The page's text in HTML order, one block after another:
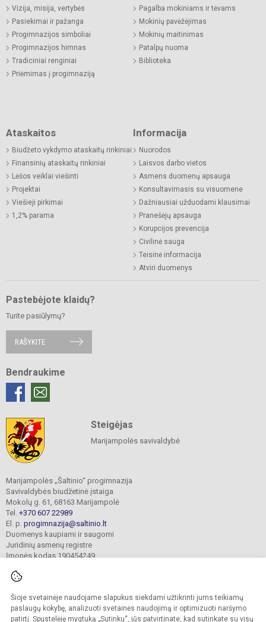
Šioje svetainėje naudojame slapukus siekdami užtikrinti jums teikiamų
paslaugų kokybę, analizuoti svetainės naudojimą ir optimizuoti naršymo
patirtį. Spustelėję mygtuką „Sutinku“, jūs patvirtinate, kad sutinkate su visų
Vizija, misija, vertybės
Pasiekimai ir pažanga
Progimnazijos simboliai
Progimnazijos himnas
Tradiciniai renginiai
Priėmimas į progimnaziją
Pagalba mokiniams ir tėvams
Mokinių pavėžėjimas
Mokinių maitinimas
Patalpų nuoma
Biblioteka
Ataskaitos
Biudžeto vykdymo ataskaitų rinkiniai
Finansinių ataskaitų rinkiniai
Lėšos veiklai viešinti
Projektai
Viešieji pirkimai
1,2% parama
Informacija
Nuorodos
Laisvos darbo vietos
Asmens duomenų apsauga
Konsultavimasis su visuomene
Dažniausiai užduodami klausimai
Pranešėjų apsauga
Korupcijos prevencija
Civilinė sauga
Teisinė informacija
Atviri duomenys
Pastebėjote klaidų?
Turite pasiūlymų?
RAŠYKITE
Bendraukime
Steigėjas
Marijampolės savivaldybė
Marijampolės „Šaltinio“ progimnazija
Savivaldybės biudžetinė įstaiga
Mokolų g. 61, 68163 Marijampolė
Tel. +370 607 22989
El. p. progimnazija@saltinio.lt
Duomenys kaupiami ir saugomi
Juridinių asmenų registre
Įmonės kodas 190454249
© 2024. Marijampolės „Šaltinio“ progimnazija. Visos teisės saugomos.
Kopijuoti turinį be raštiško gimnazijos sutikimo griežtai draudžiama.